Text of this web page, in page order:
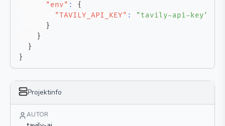
"env" :
{
"TAVILY_API_KEY" :
"tavily-api-key"
}
}
}
}
Projektinfo
AUTOR